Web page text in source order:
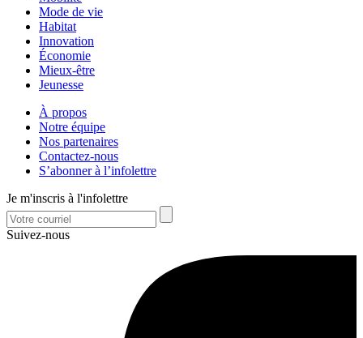
Mode de vie
Habitat
Innovation
Économie
Mieux-être
Jeunesse
À propos
Notre équipe
Nos partenaires
Contactez-nous
S’abonner à l’infolettre
Je m'inscris à l'infolettre
Suivez-nous